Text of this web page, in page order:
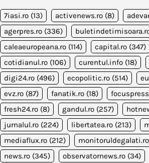
7iasi.ro (13) activenews.ro (8)
agerpres.ro (336)
caleaeuropeana.ro (114) capital.ro (347)
cotidianul.ro (106) curentul.info (18)
digi24.ro (496) ecopolitic.ro (514)
evz.ro (87) fanatik.ro (18)
fresh24.ro (8) gandul.ro (257)
jurnalul.ro (224) libertatea.ro (213)
mediaflux.ro (212) monitoruldegalati.ro
news.ro (345) observatornews.ro (34)